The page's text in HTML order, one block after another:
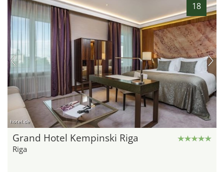
18
hotel.de
Grand Hotel Kempinski Riga
Riga